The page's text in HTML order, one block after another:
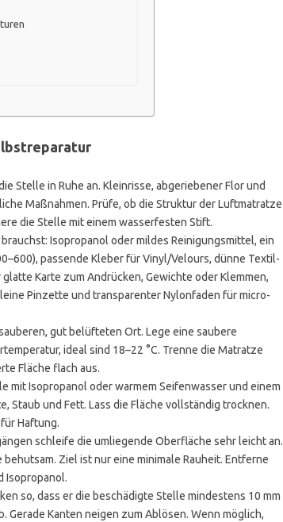
Stelle in Ruhe an. Kleinrisse, abgeriebener Flor und
Maßnahmen. Prüfe, ob die Struktur der Luftmatratze
die Stelle mit einem wasserfesten Stift.
Isopropanol oder mildes Reinigungsmittel, ein
passende Kleber für Vinyl/Velours, dünne Textil-
Karte zum Andrücken, Gewichte oder Klemmen,
Pinzette und transparenter Nylonfaden für micro-
gut belüfteten Ort. Lege eine saubere
ideal sind 18–22 °C. Trenne die Matratze
Fläche flach aus.
mit Isopropanol oder warmem Seifenwasser und einem
Staub und Fett. Lass die Fläche vollständig trocknen.
Haftung.
schleife die umliegende Oberfläche sehr leicht an.
Ziel ist nur eine minimale Rauheit. Entferne
Isopropanol.
so, dass er die beschädigte Stelle mindestens 10 mm
Gerade Kanten neigen zum Ablösen. Wenn möglich,